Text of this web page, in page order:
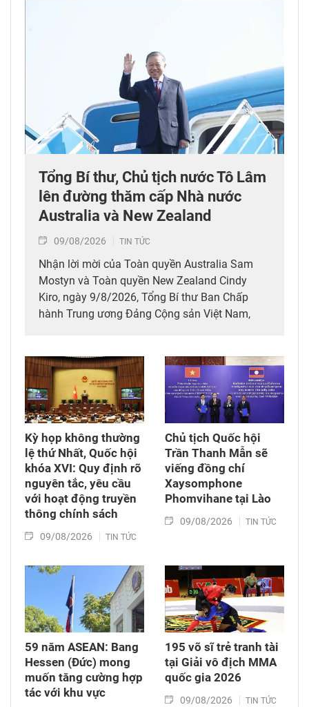
Tổng Bí thư, Chủ tịch nước Tô Lâm
lên đường thăm cấp Nhà nước
Australia và New Zealand
09/08/2026 TIN TỨC
Nhận lời mời của Toàn quyền Australia Sam
Mostyn và Toàn quyền New Zealand Cindy
Kiro, ngày 9/8/2026, Tổng Bí thư Ban Chấp
hành Trung ương Đảng Cộng sản Việt Nam,
Nam rời Thủ đô Hà Nội lên đường thăm cấp
Nhà nước tới Australia và New Zealand từ ngày
9 - 14/8/2026.
Kỳ họp không thường
lệ thứ Nhất, Quốc hội
khóa XVI: Quy định rõ
nguyên tắc, yêu cầu
với hoạt động truyền
thông chính sách
09/08/2026 TIN TỨC
Chủ tịch Quốc hội
Trần Thanh Mẫn sẽ
viếng đồng chí
Xaysomphone
Phomvihane tại Lào
09/08/2026 TIN TỨC
59 năm ASEAN: Bang
Hessen (Đức) mong
muốn tăng cường hợp
tác với khu vực
195 võ sĩ trẻ tranh tài
tại Giải vô địch MMA
quốc gia 2026
09/08/2026 TIN TỨC